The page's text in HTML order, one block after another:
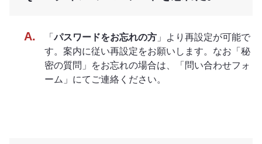
「パスワードをお忘れの方 」より再設定が可能で
す。案内に従い再設定をお願いします。なお「秘
密の質問」をお忘れの場合は、「問い合わせフォ
ーム」にてご連絡ください。